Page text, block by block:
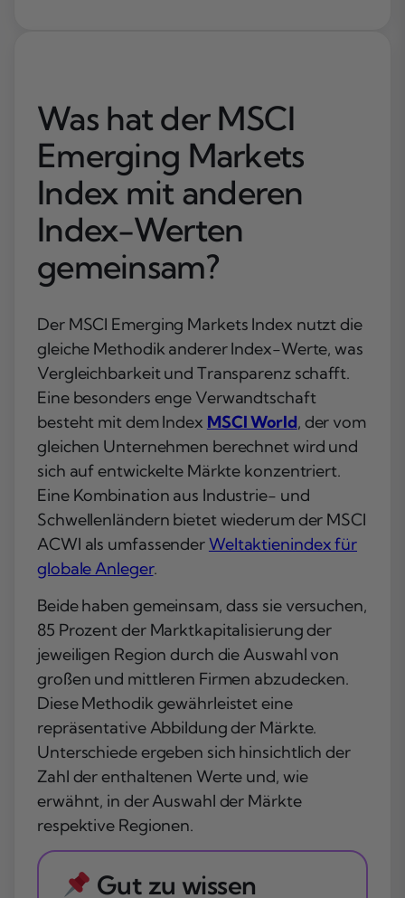
Was hat der MSCI
Emerging Markets
Index mit anderen
Index-Werten
gemeinsam?
Der MSCI Emerging Markets Index nutzt die
gleiche Methodik anderer Index-Werte, was
Vergleichbarkeit und Transparenz schafft.
Eine besonders enge Verwandtschaft
besteht mit dem Index MSCI World, der vom
gleichen Unternehmen berechnet wird und
sich auf entwickelte Märkte konzentriert.
Eine Kombination aus Industrie- und
Schwellenländern bietet wiederum der MSCI
ACWI als umfassenderWeltaktienindex für
globale Anleger.
Beide haben gemeinsam, dass sie versuchen,
85 Prozent der Marktkapitalisierungder
jeweiligen Region durch die Auswahl von
großen und mittleren Firmen abzudecken.
Diese Methodik gewährleistet eine
repräsentative Abbildung der Märkte.
Unterschiede ergeben sich hinsichtlich der
Zahl der enthaltenen Werte und, wie
erwähnt, in der Auswahl der Märkte
respektive Regionen.
Gut zu wissen